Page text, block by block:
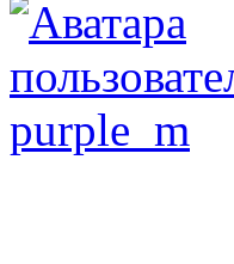
purple_m